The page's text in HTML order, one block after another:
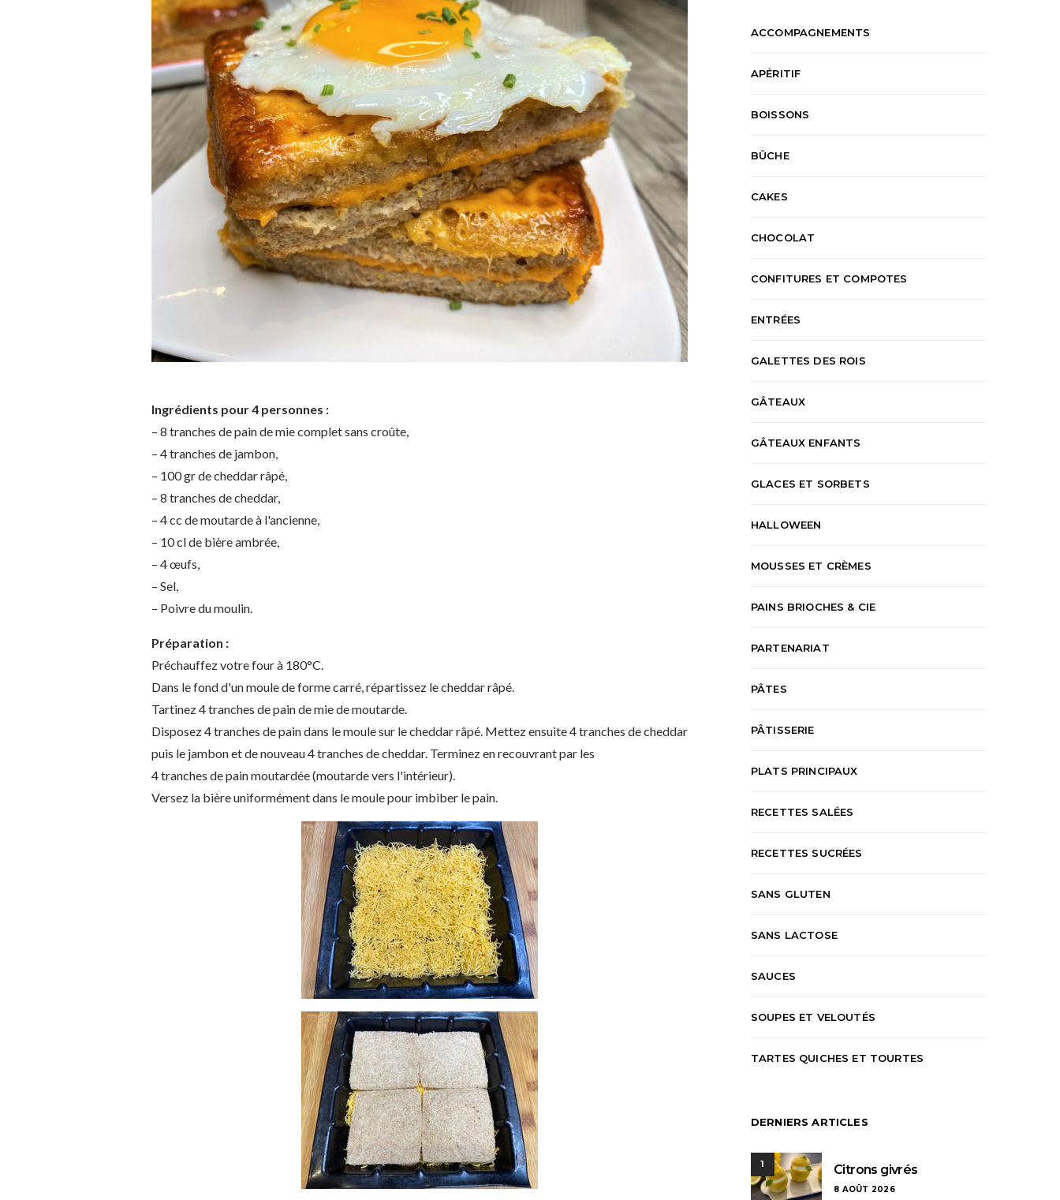
Ingrédients pour 4 personnes :
– 8 tranches de pain de mie complet sans croûte,
– 4 tranches de jambon,
– 100 gr de cheddar râpé,
– 8 tranches de cheddar,
– 4 cc de moutarde à l'ancienne,
– 10 cl de bière ambrée,
– 4 œufs,
– Sel,
– Poivre du moulin.
Préparation :
Préchauffez votre four à 180°C.
Dans le fond d'un moule de forme carré, répartissez le cheddar râpé.
Tartinez 4 tranches de pain de mie de moutarde.
Disposez 4 tranches de pain dans le moule sur le cheddar râpé. Mettez ensuite 4 tranches de cheddar
puis le jambon et de nouveau 4 tranches de cheddar. Terminez en recouvrant par les
4 tranches de pain moutardée (moutarde vers l'intérieur).
Versez la bière uniformément dans le moule pour imbiber le pain.
ACCOMPAGNEMENTS
APÉRITIF
BOISSONS
BÛCHE
CAKES
CHOCOLAT
CONFITURES ET COMPOTES
ENTRÉES
GALETTES DES ROIS
GÂTEAUX
GÂTEAUX ENFANTS
GLACES ET SORBETS
HALLOWEEN
MOUSSES ET CRÈMES
PAINS BRIOCHES & CIE
PARTENARIAT
PÂTES
PÂTISSERIE
PLATS PRINCIPAUX
RECETTES SALÉES
RECETTES SUCRÉES
SANS GLUTEN
SANS LACTOSE
SAUCES
SOUPES ET VELOUTÉS
TARTES QUICHES ET TOURTES
DERNIERS ARTICLES
1 Citrons givrés
8 AOÛT 2026